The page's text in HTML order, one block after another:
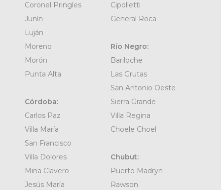
Coronel Pringles
Junín
Luján
Moreno
Morón
Punta Alta
Córdoba:
Carlos Paz
Villa María
San Francisco
Villa Dolores
Mina Clavero
Jesús María
Cipolletti
General Roca
Río Negro:
Bariloche
Las Grutas
San Antonio Oeste
Sierra Grande
Villa Regina
Choele Choel
Chubut:
Puerto Madryn
Rawson